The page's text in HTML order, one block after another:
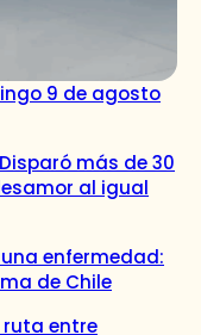
9 de agosto
más de 30
al igual
enfermedad:
de Chile
ruta entre